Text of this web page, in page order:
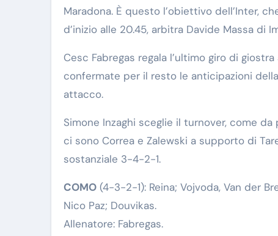
Maradona. È questo l’obiettivo dell’Inter,
d’inizio alle 20.45, arbitra Davide Massa di
Cesc Fabregas regala l’ultimo giro di
confermate per il resto le anticipazioni
attacco.
Simone Inzaghi sceglie il turnover, come
ci sono Correa e Zalewski a supporto di
sostanziale 3-4-2-1.
COMO (4-3-2-1): Reina; Vojvoda, Van der
Nico Paz; Douvikas.
Allenatore: Fabregas.